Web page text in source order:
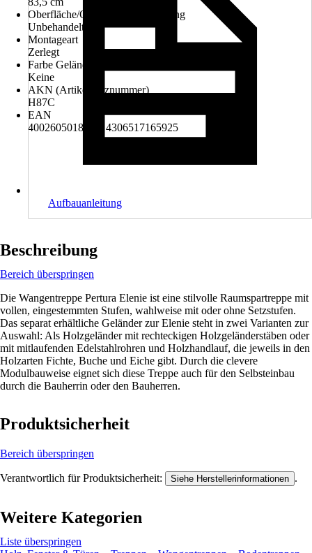
Oberfläche/Oberflächenbehandlung
Unbehandelt
Montageart
Zerlegt
Farbe Geländer
Keine
AKN (Artikelkurznummer)
H87C
EAN
4002605018288, 4306517165925
Aufbauanleitung
Beschreibung
Bereich überspringen
Die Wangentreppe Pertura Elenie ist eine stilvolle Raumspartreppe mit
vollen, eingestemmten Stufen, wahlweise mit oder ohne Setzstufen.
Das separat erhältliche Geländer zur Elenie steht in zwei Varianten zur
Auswahl: Als Holzgeländer mit rechteckigen Holzgeländerstäben oder
mit mitlaufenden Edelstahlrohren und Holzhandlauf, die jeweils in den
Holzarten Fichte, Buche und Eiche gibt. Durch die clevere
Modulbauweise eignet sich diese Treppe auch für den Selbsteinbau
durch die Bauherrin oder den Bauherren.
Produktsicherheit
Bereich überspringen
Verantwortlich für Produktsicherheit: Siehe Herstellerinformationen .
Weitere Kategorien
Liste überspringen